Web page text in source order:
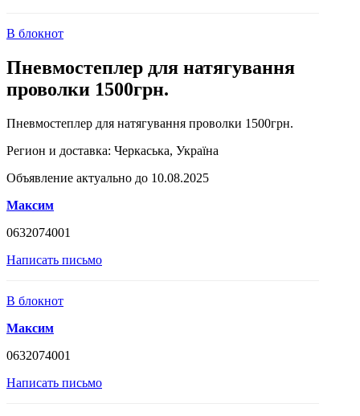
В блокнот
Пневмостеплер для натягування
проволки 1500грн.
Пневмостеплер для натягування проволки 1500грн.
Регион и доставка: Черкаська, Україна
Объявление актуально до 10.08.2025
Максим
0632074001
Написать письмо
В блокнот
Максим
0632074001
Написать письмо